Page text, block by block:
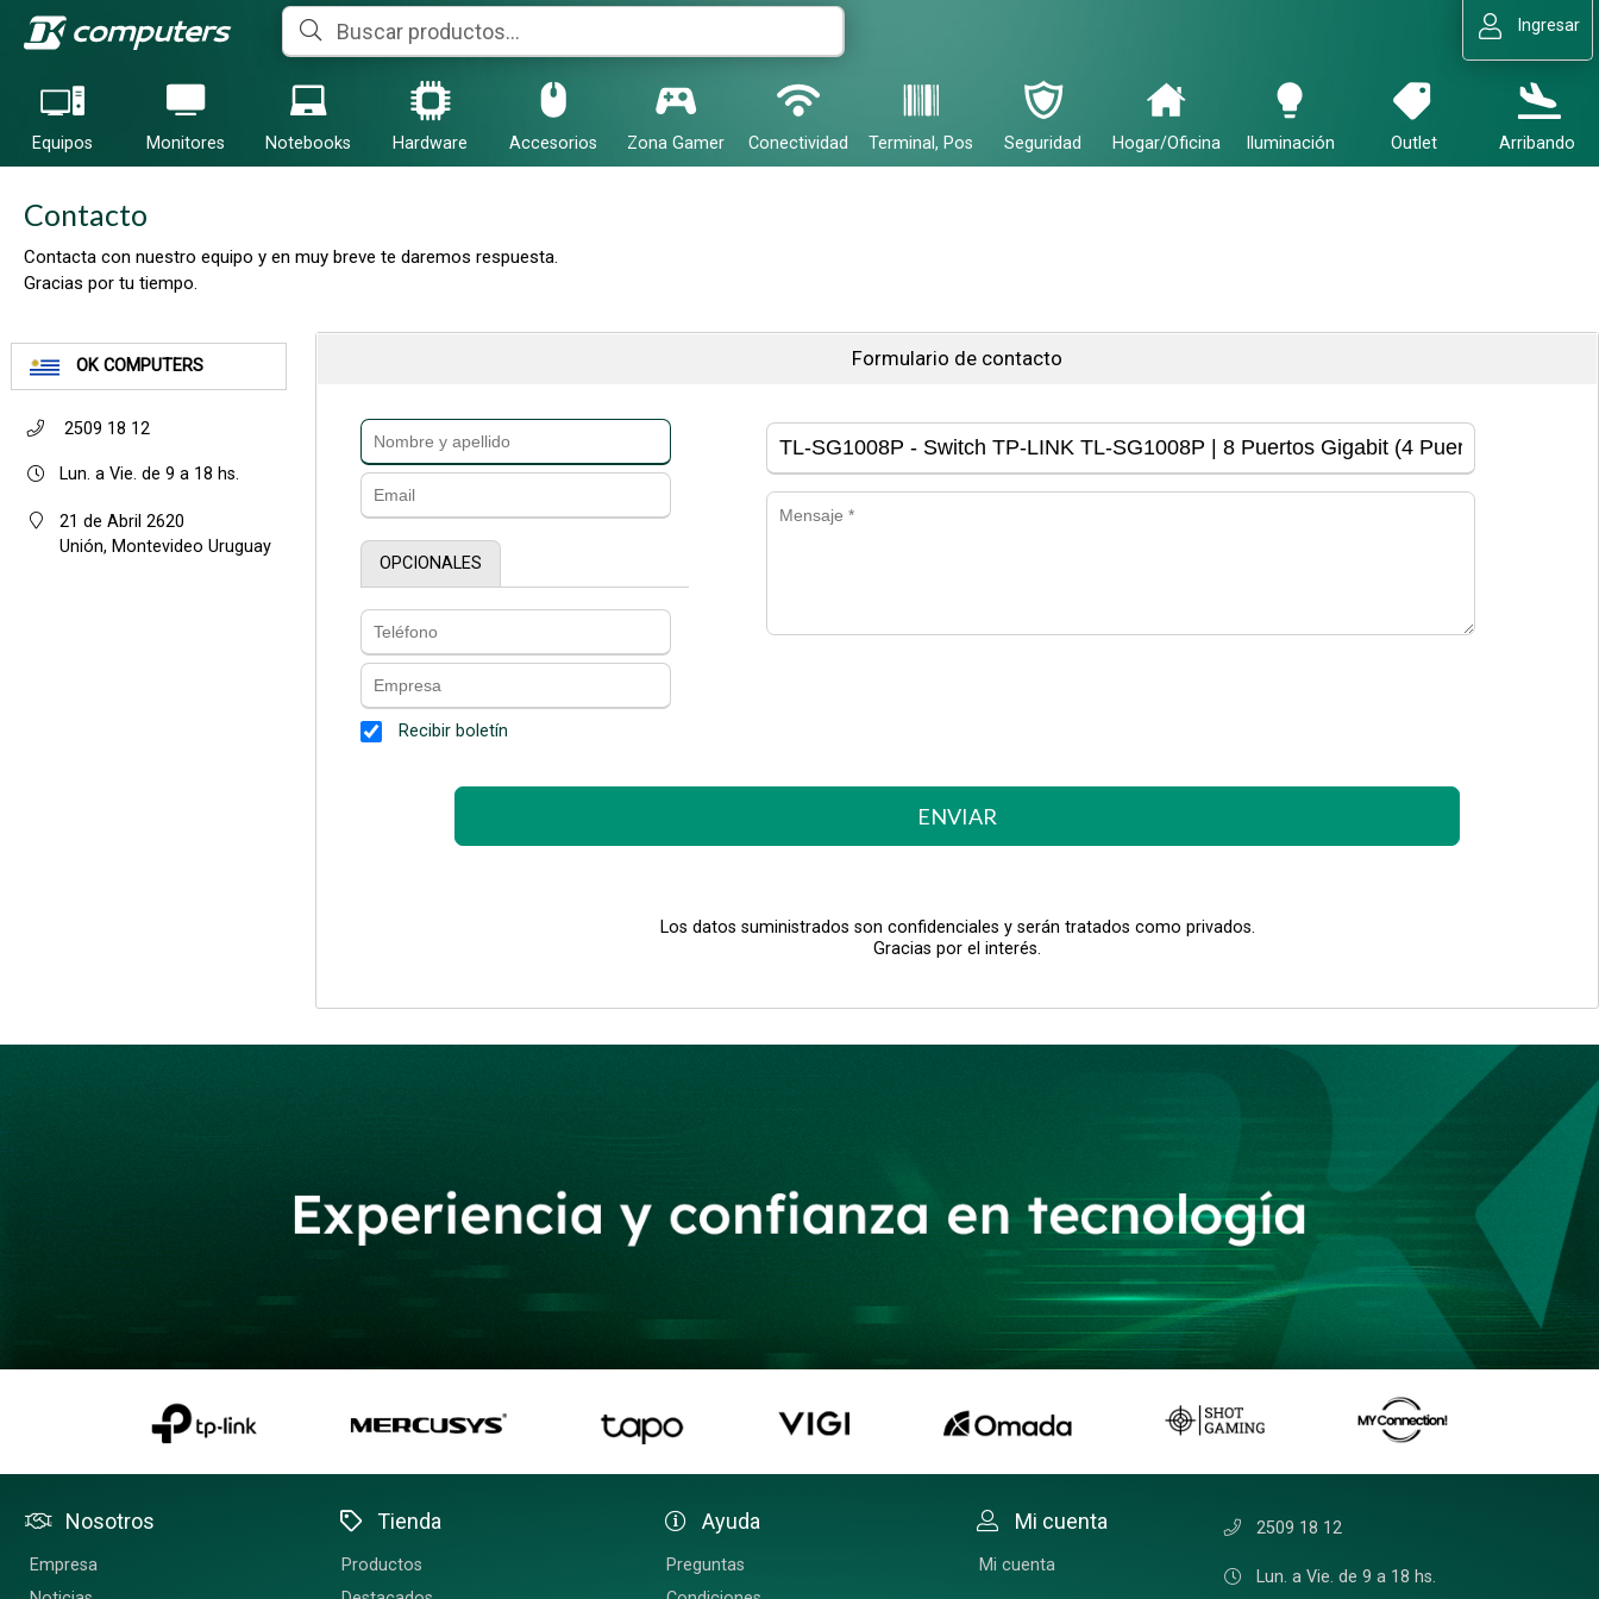
Ingresar
Equipos Monitores Notebooks Hardware Accesorios Zona Gamer Conectividad Terminal, Pos Seguridad Hogar/Oficina Iluminación Outlet Arribando
Contacto
Contacta con nuestro equipo y en muy breve te daremos respuesta.
Gracias por tu tiempo.
OK COMPUTERS
2509 18 12
Lun. a Vie. de 9 a 18 hs.
21 de Abril 2620
Unión, Montevideo Uruguay
Formulario de contacto
OPCIONALES
Recibir boletín
ENVIAR
Los datos suministrados son confidenciales y serán tratados como privados.
Gracias por el interés.
Nosotros
Empresa
Tienda
Productos
Ayuda
Preguntas
Mi cuenta
Mi cuenta
2509 18 12
Lun. a Vie. de 9 a 18 hs.